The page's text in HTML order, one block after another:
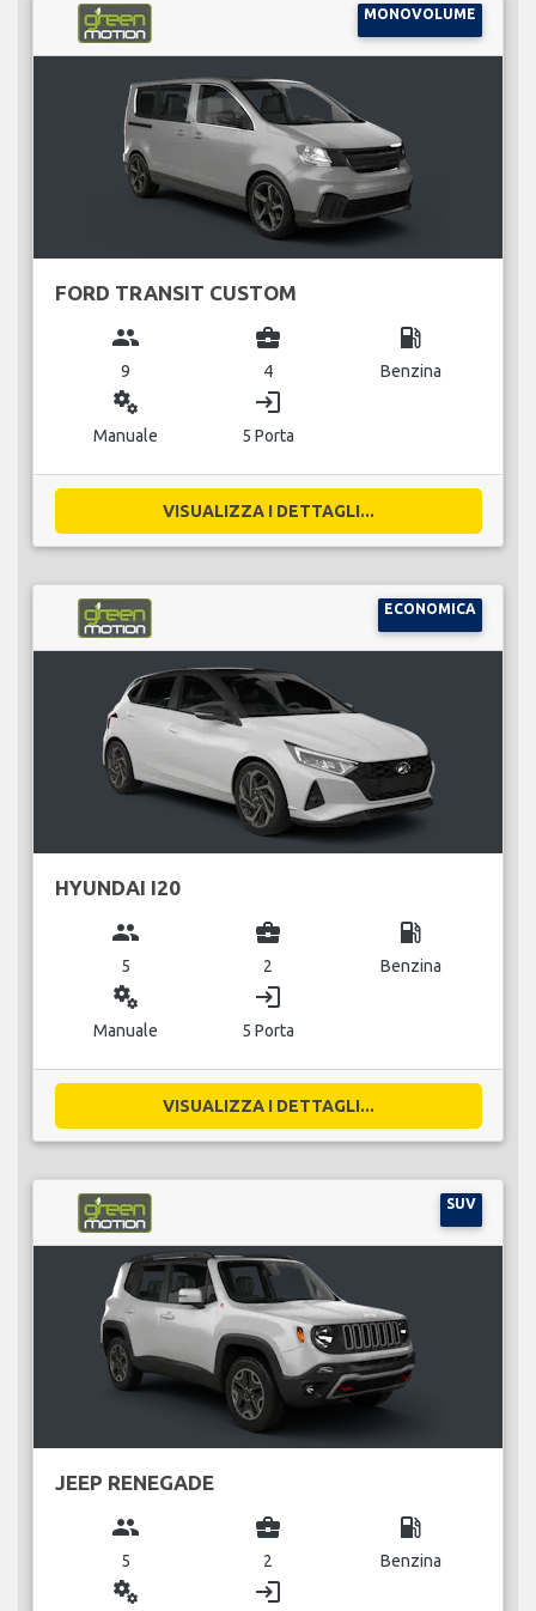
MONOVOLUME
FORD TRANSIT CUSTOM
group
9
business_center
4
local_gas_station
Benzina
miscellaneous_services
Manuale
login
5 Porta
VISUALIZZA I DETTAGLI...
ECONOMICA
HYUNDAI I20
group
5
business_center
2
local_gas_station
Benzina
miscellaneous_services
Manuale
login
5 Porta
VISUALIZZA I DETTAGLI...
SUV
JEEP RENEGADE
group
5
business_center
2
local_gas_station
Benzina
miscellaneous_services login